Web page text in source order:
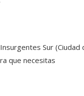
Sur (Ciudad
que necesitas